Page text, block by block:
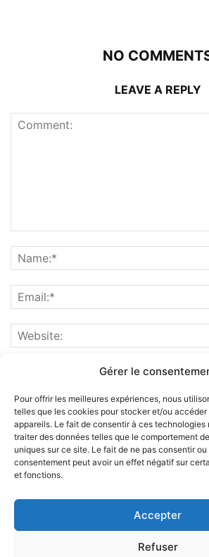
Gérer le
Pour offrir les meilleures expériences, nous
telles que les cookies pour stocker et/ou
appareils. Le fait de consentir à ces technologies
traiter des données telles que le comportement
uniques sur ce site. Le fait de ne pas consentir ou
consentement peut avoir un effet négatif sur
et fonctions.
Accepter
Refuser
NO
LEAVE A REPLY
ABOUT US
FOLLOW US